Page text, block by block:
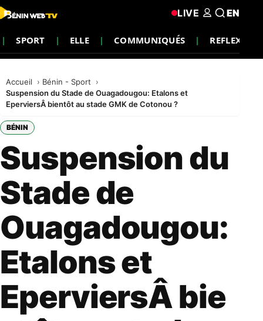
SPORT ELLE COMMUNIQUÉS REFLEXION
LIVE EN
Accueil
Bénin - Sport
Suspension du Stade de Ouagadougou: Etalons et
EperviersÂ bientôt au stade GMK de Cotonou ?
BÉNIN
Suspension du
Stade de
Ouagadougou:
Etalons et
EperviersÂ bie